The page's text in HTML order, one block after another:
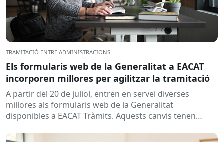
TRAMITACIÓ ENTRE ADMINISTRACIONS
Els formularis web de la Generalitat a EACAT
incorporen millores per agilitzar la tramitació
A partir del 20 de juliol, entren en servei diverses
millores als formularis web de la Generalitat
disponibles a EACAT Tràmits. Aquests canvis tenen